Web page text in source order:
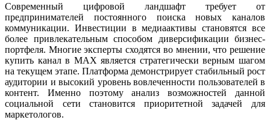
Современный цифровой ландшафт требует от
предпринимателей постоянного поиска новых каналов
коммуникации. Инвестиции в медиаактивы становятся все
более привлекательным способом диверсификации бизнес-
портфеля. Многие эксперты сходятся во мнении, что решение
купить канал в MAX является стратегически верным шагом
на текущем этапе. Платформа демонстрирует стабильный рост
аудитории и высокий уровень вовлеченности пользователей в
контент. Именно поэтому анализ возможностей данной
социальной сети становится приоритетной задачей для
маркетологов.